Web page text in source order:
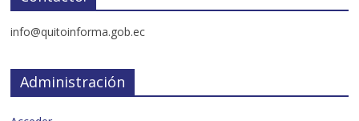
info@quitoinforma.gob.ec
Administración